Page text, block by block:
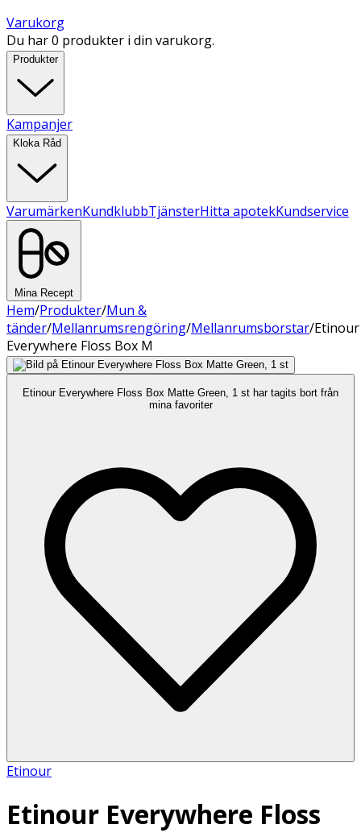
Varukorg
Du har 0 produkter i din varukorg.
Produkter
Kampanjer
Kloka Råd
VarumärkenKundklubbTjänsterHitta apotekKundservice
Mina Recept
Hem/Produkter/Mun &
tänder/Mellanrumsrengöring/Mellanrumsborstar/Etinour
Everywhere Floss Box M
Etinour Everywhere Floss Box Matte Green, 1 st har tagits bort från
mina favoriter
Etinour
Etinour Everywhere Floss